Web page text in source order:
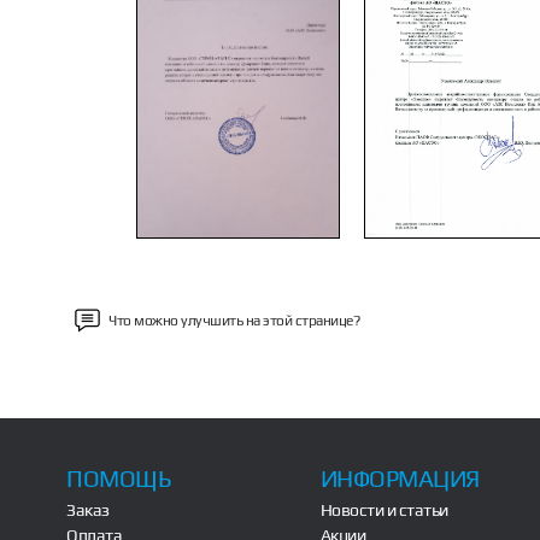
Что можно улучшить на этой странице?
ПОМОЩЬ
Заказ
Оплата
ИНФОРМАЦИЯ
Новости и статьи
Акции